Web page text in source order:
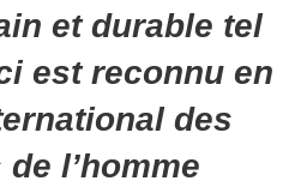
et durable tel
est reconnu en
des
l’homme